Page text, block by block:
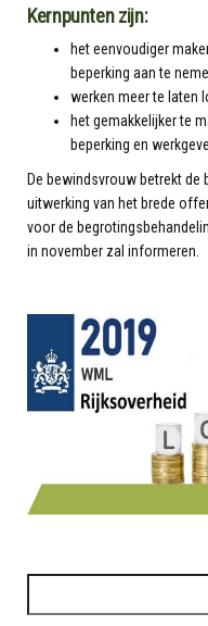
Kernpunten zijn:
het eenvoudiger
beperking aan te
werken meer te laten
het gemakkelijker te
beperking en
De bewindsvrouw betrekt de
uitwerking van het brede
voor de
in november zal informeren.